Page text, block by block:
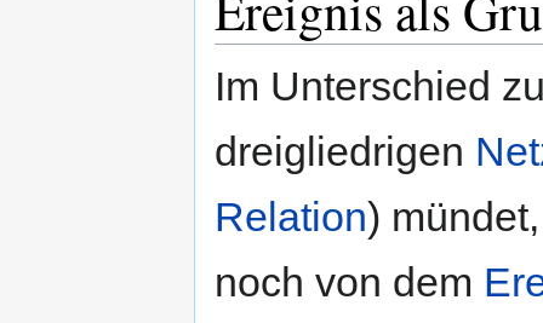
Im Unterschied
dreigliedrigen
Relation)
noch von dem